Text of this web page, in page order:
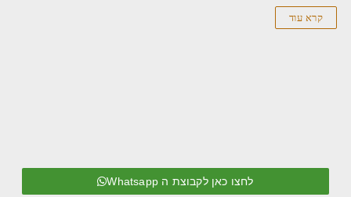
קרא עוד
לחצו כאן לקבוצת ה Whatsapp